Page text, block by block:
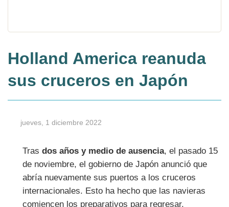
Holland America reanuda
sus cruceros en Japón
jueves, 1 diciembre 2022
Trasdos años y medio de ausencia, el pasado 15
de noviembre, el gobierno de Japón anunció que
abría nuevamente sus puertos a los cruceros
internacionales. Esto ha hecho que las navieras
comiencen los preparativos para regresar.